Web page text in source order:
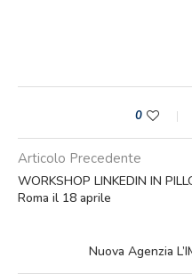
0
Articolo Precedente
WORKSHOP LINKEDIN IN
Roma il 18 aprile
Nuova Agenzia